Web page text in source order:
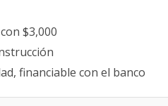
$3,000
financiable con el banco